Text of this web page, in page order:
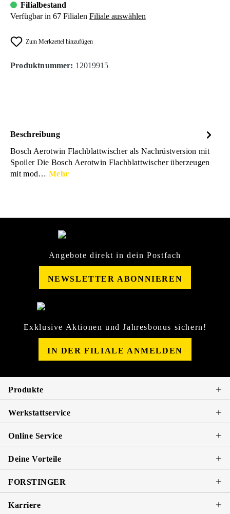
Filialbestand
Verfügbar in 67 Filialen Filiale auswählen
Zum Merkzettel hinzufügen
Produktnummer: 12019915
Beschreibung
Bosch Aerotwin Flachblattwischer als Nachrüstversion mit
Spoiler Die Bosch Aerotwin Flachblattwischer überzeugen
mit mod… Mehr
Angebote direkt in dein Postfach
NEWSLETTER ABONNIEREN
Exklusive Aktionen und Jahresbonus sichern!
IN DER FILIALE ANMELDEN
Produkte
Werkstattservice
Online Service
Deine Vorteile
FORSTINGER
Karriere